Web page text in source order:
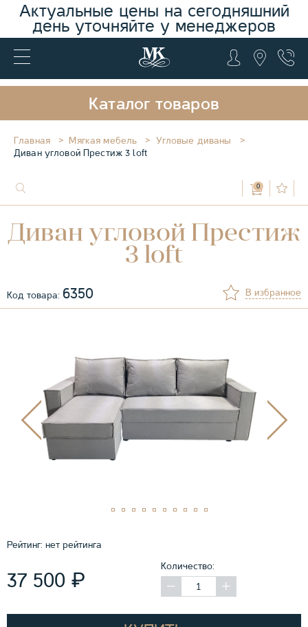
Актуальные цены на сегодняшний
день уточняйте у менеджеров
Каталог товаров
Главная Мягкая мебель
Угловые диваны
Диван угловой Престиж 3 loft
0
Диван угловой Престиж
3 loft
Код товара: 6350 В избранное
Рейтинг: нет рейтинга
37 500 ₽
Количество: